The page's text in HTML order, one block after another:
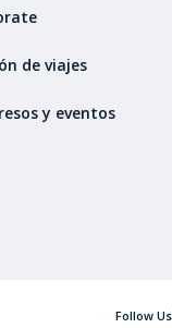
de viajes
y eventos
Follow Us